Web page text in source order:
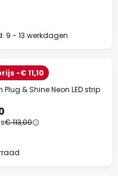
9 - 13 werkdagen
-€ 11,10
& Shine Neon LED strip
€ 113,00